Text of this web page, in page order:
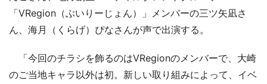
「VRegion（ぶいりーじょん）」メンバーの三ツ矢凪さ
ん、海月（くらげ）ぴなさんが声で出演する。
「今回のチラシを飾るのはVRegionのメンバーで、大崎
のご当地キャラ以外は初。新しい取り組みによって、イベ